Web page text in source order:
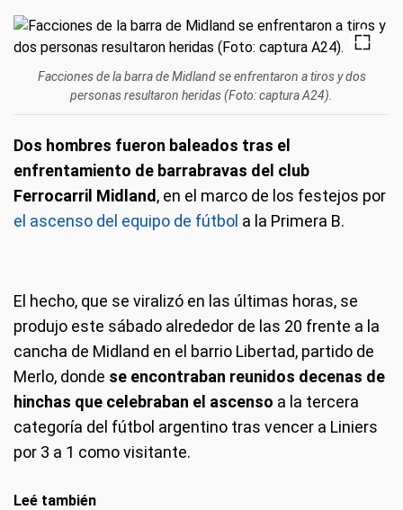
Facciones de la barra de Midland se enfrentaron a tiros y dos
personas resultaron heridas (Foto: captura A24).
Dos hombres fueron baleados tras el
enfrentamiento de barrabravas del club
Ferrocarril Midland , en el marco de los festejos por
el ascenso del equipo de fútbol a la Primera B.
El hecho, que se viralizó en las últimas horas, se
produjo este sábado alrededor de las 20 frente a la
cancha de Midland en el barrio Libertad, partido de
Merlo, donde se encontraban reunidos decenas de
hinchas que celebraban el ascenso a la tercera
categoría del fútbol argentino tras vencer a Liniers
por 3 a 1 como visitante.
Leé también